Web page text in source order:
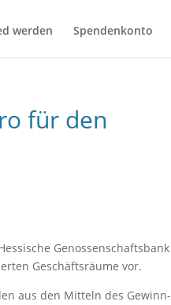
werden Spendenkonto
für den
Genossenschaftsbank
Geschäftsräume vor.
aus den Mitteln des Gewinn-